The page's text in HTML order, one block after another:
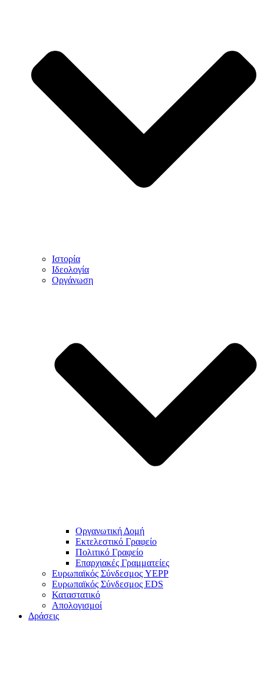
Ιστορία
Ιδεολογία
Οργάνωση
Οργανωτική Δομή
Εκτελεστικό Γραφείο
Πολιτικό Γραφείο
Επαρχιακές Γραμματείες
Ευρωπαϊκός Σύνδεσμος YEPP
Ευρωπαϊκός Σύνδεσμος EDS
Καταστατικό
Απολογισμοί
Δράσεις